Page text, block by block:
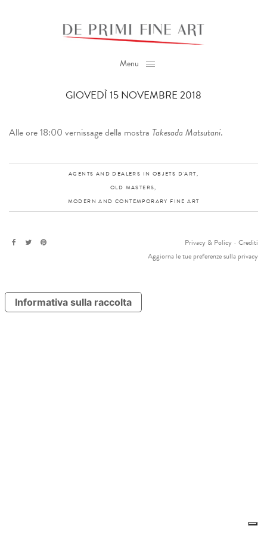
Menu
GIOVEDÌ 15 NOVEMBRE 2018
Alle ore 18:00 vernissage della mostra Takesada Matsutani.
AGENTS AND DEALERS IN OBJETS D'ART,
OLD MASTERS,
MODERN AND CONTEMPORARY FINE ART
Privacy & Policy - Crediti
Aggiorna le tue preferenze sulla privacy
Informativa sulla raccolta